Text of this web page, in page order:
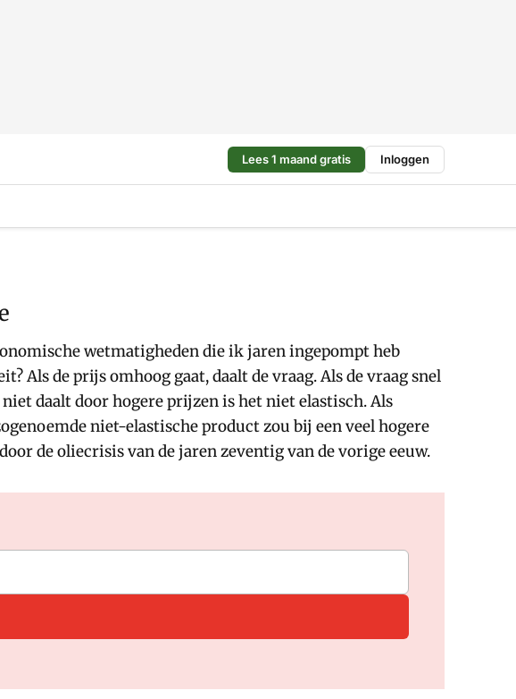
Lees 1 maand gratis Inloggen
wetmatigheden die ik jaren ingepompt heb
de prijs omhoog gaat, daalt de vraag. Als de vraag snel
daalt door hogere prijzen is het niet elastisch. Als
niet-elastische product zou bij een veel hogere
de oliecrisis van de jaren zeventig van de vorige eeuw.